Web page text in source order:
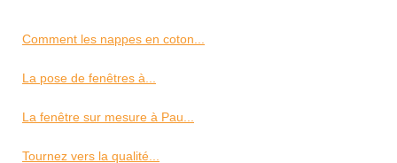
Comment les nappes en coton...
La pose de fenêtres à...
La fenêtre sur mesure à Pau...
Tournez vers la qualité...